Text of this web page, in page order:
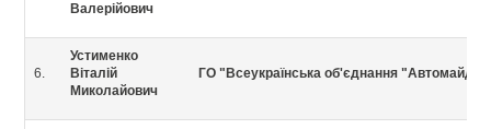
Валерійович
6.
Устименко
Віталій
Миколайович
ГО "Всеукраїнська об'єднання